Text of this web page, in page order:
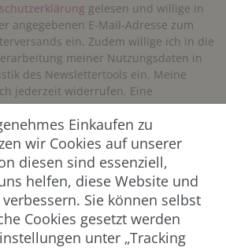
gelesen und willige in
angegebenen E-Mail-Adresse zum
ein. Zudem willige ich in die
meiner Nutzungsdaten in
des Newslettertools ein. Meine
jederzeit widerrufen. Eine
ist jederzeit möglich.**
Abonnieren
handelt es sich um ein Pflichtfeld.
Einkaufen zu
wir Cookies auf unserer
diesen sind essenziell,
helfen, diese Website und
Sie können selbst
Cookies gesetzt werden
unter „Tracking